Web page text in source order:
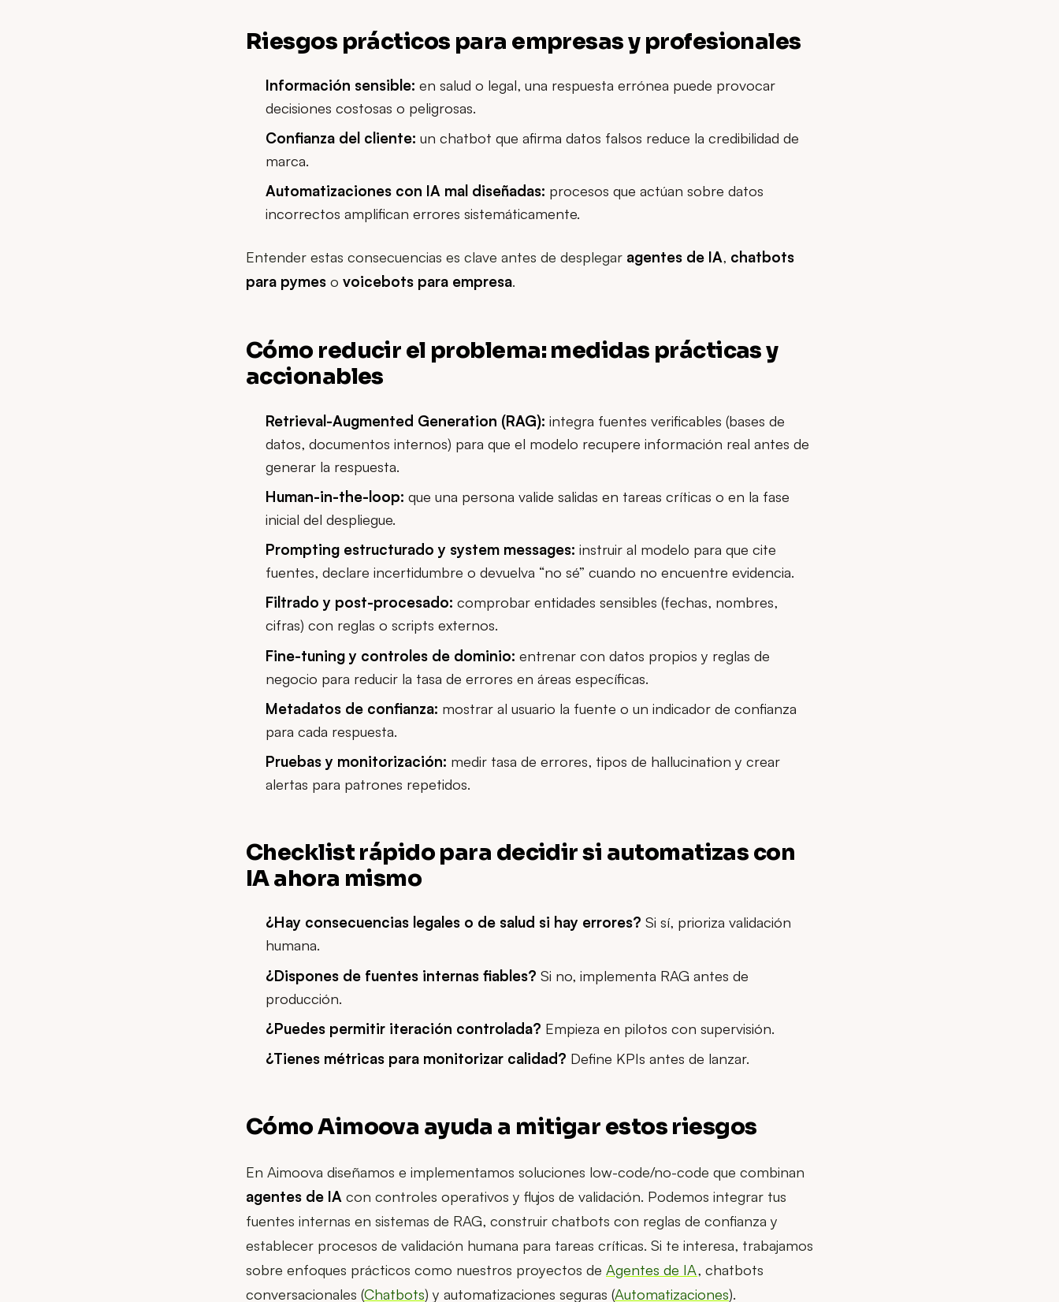
Riesgos prácticos para empresas y profesionales
Información sensible: en salud o legal, una respuesta errónea puede provocar
decisiones costosas o peligrosas.
Confianza del cliente: un chatbot que afirma datos falsos reduce la credibilidad de
marca.
Automatizaciones con IA mal diseñadas: procesos que actúan sobre datos
incorrectos amplifican errores sistemáticamente.
Entender estas consecuencias es clave antes de desplegar agentes de IA, chatbots
para pymes o voicebots para empresa.
Cómo reducir el problema: medidas prácticas y
accionables
Retrieval-Augmented Generation (RAG): integra fuentes verificables (bases de
datos, documentos internos) para que el modelo recupere información real antes de
generar la respuesta.
Human-in-the-loop: que una persona valide salidas en tareas críticas o en la fase
inicial del despliegue.
Prompting estructurado y system messages: instruir al modelo para que cite
fuentes, declare incertidumbre o devuelva “no sé” cuando no encuentre evidencia.
Filtrado y post-procesado: comprobar entidades sensibles (fechas, nombres,
cifras) con reglas o scripts externos.
Fine-tuning y controles de dominio: entrenar con datos propios y reglas de
negocio para reducir la tasa de errores en áreas específicas.
Metadatos de confianza: mostrar al usuario la fuente o un indicador de confianza
para cada respuesta.
Pruebas y monitorización: medir tasa de errores, tipos de hallucination y crear
alertas para patrones repetidos.
Checklist rápido para decidir si automatizas con
IA ahora mismo
¿Hay consecuencias legales o de salud si hay errores? Si sí, prioriza validación
humana.
¿Dispones de fuentes internas fiables? Si no, implementa RAG antes de
producción.
¿Puedes permitir iteración controlada? Empieza en pilotos con supervisión.
¿Tienes métricas para monitorizar calidad? Define KPIs antes de lanzar.
Cómo Aimoova ayuda a mitigar estos riesgos
En Aimoova diseñamos e implementamos soluciones low-code/no-code que combinan
agentes de IA con controles operativos y flujos de validación. Podemos integrar tus
fuentes internas en sistemas de RAG, construir chatbots con reglas de confianza y
establecer procesos de validación humana para tareas críticas. Si te interesa, trabajamos
sobre enfoques prácticos como nuestros proyectos de Agentes de IA, chatbots
conversacionales (Chatbots) y automatizaciones seguras (Automatizaciones).